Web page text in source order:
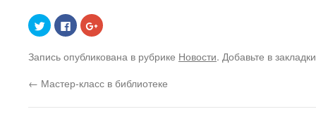
Нажмите,
чтобы
поделиться
Twitter
(Открывается
новом
окне)
Нажмите
здесь,
чтобы
контентом
на
(Открывается
в
окне)
Нажмите,
чтобы
Google+
(Открывается
новом
окне)
Запись опубликована в рубрике Новости. Добавьте в
← Мастер-класс в библиотеке